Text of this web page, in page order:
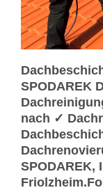
SPODAREK
nach ✓
SPODAREK,